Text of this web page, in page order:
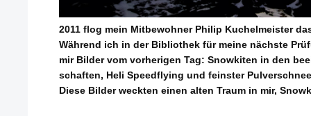
2011 flog mein Mitbewohner Philip Kuchelmeister
Während ich in der Bibliothek für meine nächste
mir Bilder vom vorherigen Tag: Snowkiten in den
schaften, Heli Speedflying und feinster
Diese Bilder weckten einen alten Traum in mir,